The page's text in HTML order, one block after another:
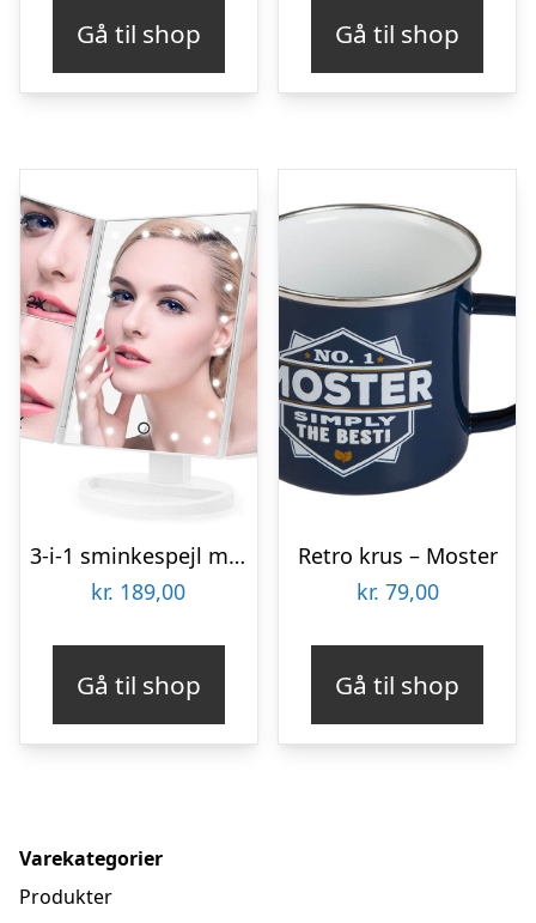
Gå til shop
kr. 599,00.kr.
Gå til shop
3-i-1 sminkespejl med forstørrelseszoner og lys
kr. 189,00
Gå til shop
Retro krus – Moster
kr. 79,00
Gå til shop
Varekategorier
Produkter